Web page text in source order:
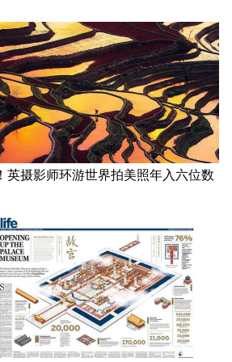
英摄影师环游世界拍美照年入六位数